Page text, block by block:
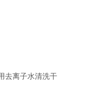
去离子水清洗干